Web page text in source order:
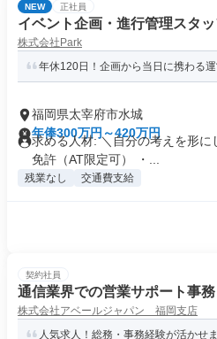
NEW 正社員
イベント企画・進行管理スタッ
株式会社Park
年休120日！企画から当日に携わる
福岡県太宰府市水城
年俸300万円～420万円
求める人材: ＼自分の考えを形
免許（AT限定可） ・...
残業なし 交通費支給
契約社員
通信業界での営業サポート事務
株式会社アベールジャパン 福岡支店
人気求人！総務・事務経験が活かせ